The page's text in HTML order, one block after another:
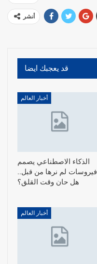
أنشر
قد يعجبك ايضا
أخبار العالم
الذكاء الاصطناعي يصمم
فيروسات لم نرها من قبل..
هل حان وقت القلق؟
أخبار العالم